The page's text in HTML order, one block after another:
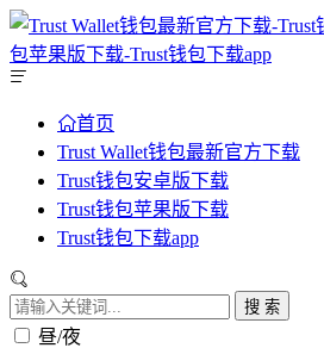
首页
Trust Wallet钱包最新官方下载
Trust钱包安卓版下载
Trust钱包苹果版下载
Trust钱包下载app
搜 索
昼/夜